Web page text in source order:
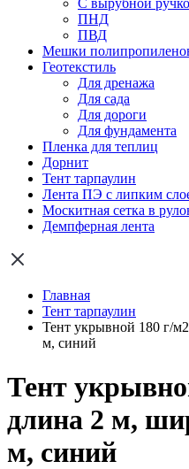
С вырубной
ПНД
ПВД
Мешки
Геотекстиль
Для дренажа
Для сада
Для дороги
Для фундамента
Пленка для теплиц
Дорнит
Тент тарпаулин
Лента ПЭ с липким
Москитная сетка в
Демпферная лента
Главная
Тент тарпаулин
Тент укрывной 180 г/
м, синий
Тент
длина 2 м,
м, синий